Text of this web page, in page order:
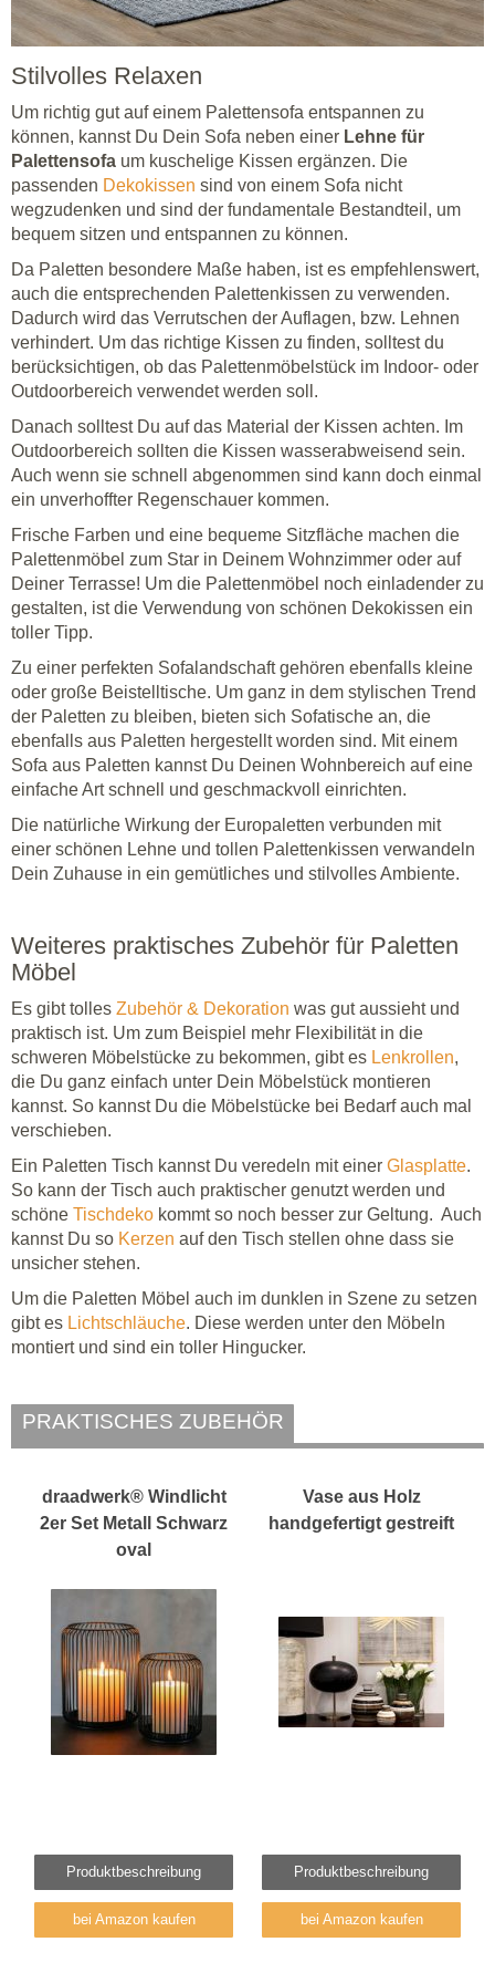
Stilvolles Relaxen
Um richtig gut auf einem Palettensofa entspannen zu
können, kannst Du Dein Sofa neben einer Lehne für
Palettensofa um kuschelige Kissen ergänzen. Die
passenden Dekokissen sind von einem Sofa nicht
wegzudenken und sind der fundamentale Bestandteil, um
bequem sitzen und entspannen zu können.
Da Paletten besondere Maße haben, ist es empfehlenswert,
auch die entsprechenden Palettenkissen zu verwenden.
Dadurch wird das Verrutschen der Auflagen, bzw. Lehnen
verhindert. Um das richtige Kissen zu finden, solltest du
berücksichtigen, ob das Palettenmöbelstück im Indoor- oder
Outdoorbereich verwendet werden soll.
Danach solltest Du auf das Material der Kissen achten. Im
Outdoorbereich sollten die Kissen wasserabweisend sein.
Auch wenn sie schnell abgenommen sind kann doch einmal
ein unverhoffter Regenschauer kommen.
Frische Farben und eine bequeme Sitzfläche machen die
Palettenmöbel zum Star in Deinem Wohnzimmer oder auf
Deiner Terrasse! Um die Palettenmöbel noch einladender zu
gestalten, ist die Verwendung von schönen Dekokissen ein
toller Tipp.
Zu einer perfekten Sofalandschaft gehören ebenfalls kleine
oder große Beistelltische. Um ganz in dem stylischen Trend
der Paletten zu bleiben, bieten sich Sofatische an, die
ebenfalls aus Paletten hergestellt worden sind. Mit einem
Sofa aus Paletten kannst Du Deinen Wohnbereich auf eine
einfache Art schnell und geschmackvoll einrichten.
Die natürliche Wirkung der Europaletten verbunden mit
einer schönen Lehne und tollen Palettenkissen verwandeln
Dein Zuhause in ein gemütliches und stilvolles Ambiente.
Weiteres praktisches Zubehör für Paletten
Möbel
Es gibt tolles Zubehör & Dekoration was gut aussieht und
praktisch ist. Um zum Beispiel mehr Flexibilität in die
schweren Möbelstücke zu bekommen, gibt es Lenkrollen,
die Du ganz einfach unter Dein Möbelstück montieren
kannst. So kannst Du die Möbelstücke bei Bedarf auch mal
verschieben.
Ein Paletten Tisch kannst Du veredeln mit einer Glasplatte.
So kann der Tisch auch praktischer genutzt werden und
schöne Tischdeko kommt so noch besser zur Geltung. Auch
kannst Du so Kerzen auf den Tisch stellen ohne dass sie
unsicher stehen.
Um die Paletten Möbel auch im dunklen in Szene zu setzen
gibt es Lichtschläuche. Diese werden unter den Möbeln
montiert und sind ein toller Hingucker.
PRAKTISCHES ZUBEHÖR
draadwerk® Windlicht
2er Set Metall Schwarz
oval
Produktbeschreibung
bei Amazon kaufen
Vase aus Holz
handgefertigt gestreift
Produktbeschreibung
bei Amazon kaufen